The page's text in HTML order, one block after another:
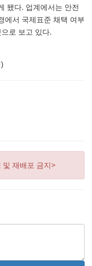
됐다. 업계에서는 안전
에서 국제표준 채택 여부
로 보고 있다.
재배포 금지>